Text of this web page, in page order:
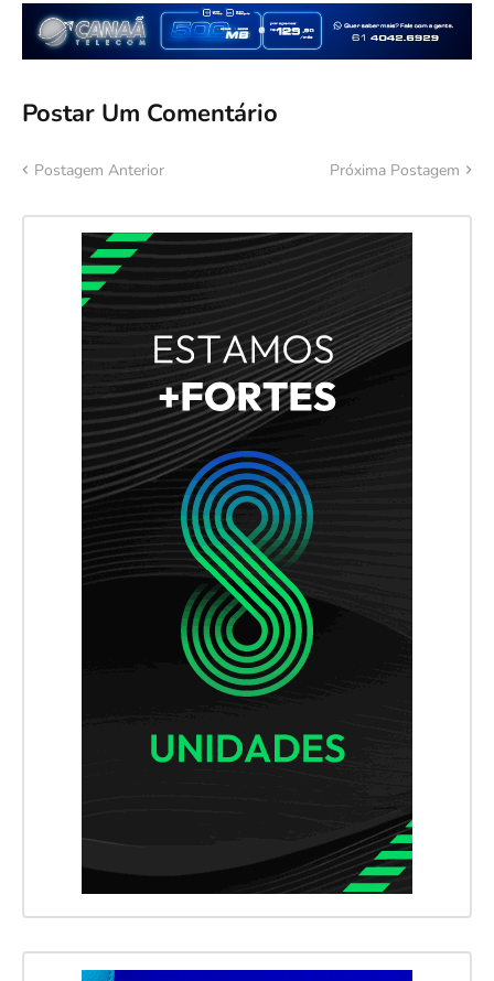
Postar Um Comentário
Postagem Anterior Próxima Postagem